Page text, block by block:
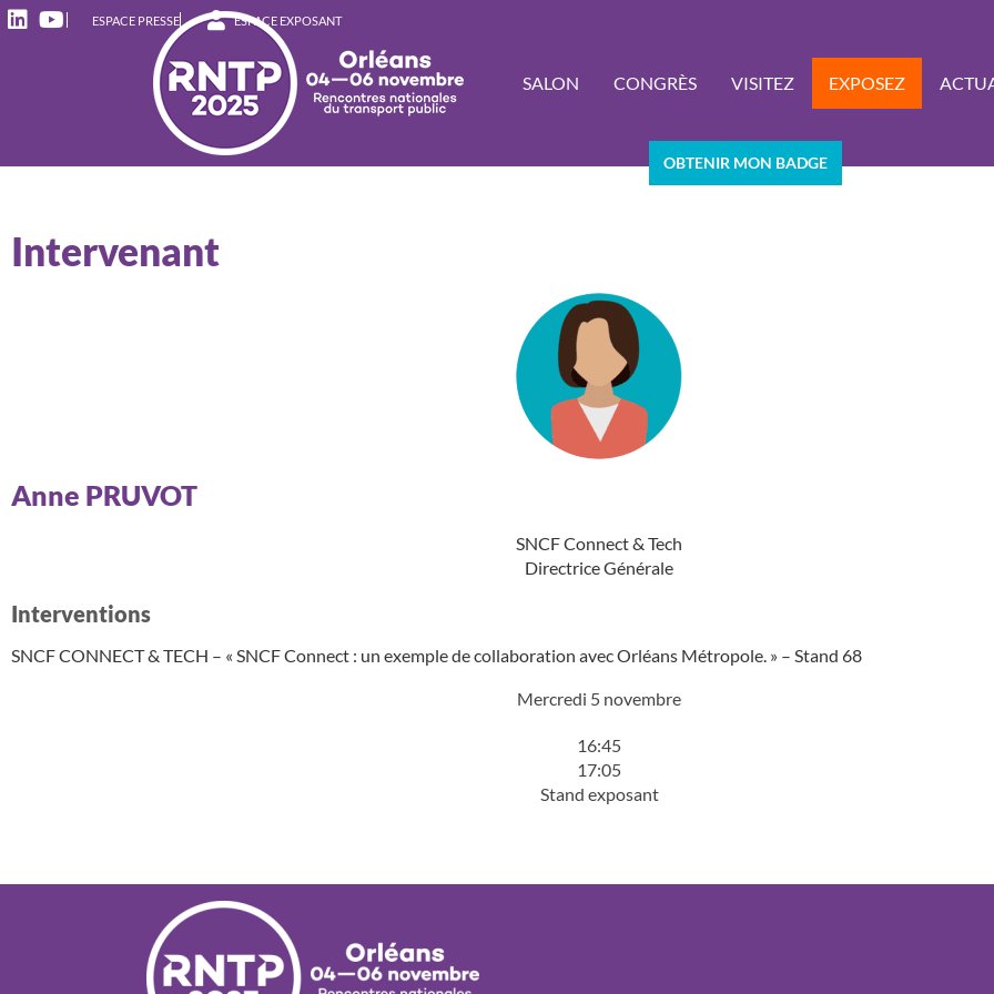
ESPACE PRESSE ESPACE EXPOSANT
SALON CONGRÈS VISITEZ EXPOSEZ
OBTENIR MON BADGE
Intervenant
Anne PRUVOT
SNCF Connect & Tech
Directrice Générale
Interventions
SNCF CONNECT & TECH – « SNCF Connect : un exemple de collaboration avec Orléans Métropole. » – Stand 68
Mercredi 5 novembre
16:45
17:05
Stand exposant